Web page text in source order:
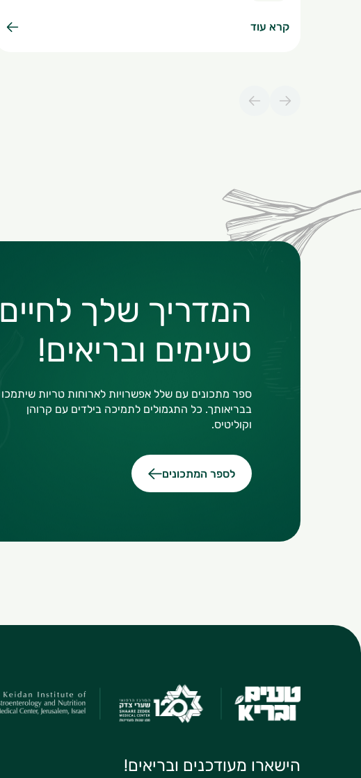
קרא עוד
המדריך שלך לחיים
טעימים ובריאים!
ספר מתכונים עם שלל אפשרויות לארוחות טריות שיתמכו
בבריאותך. כל התגמולים לתמיכה בילדים עם קרוהן
וקוליטיס.
לספר המתכונים
הישארו מעודכנים ובריאים!